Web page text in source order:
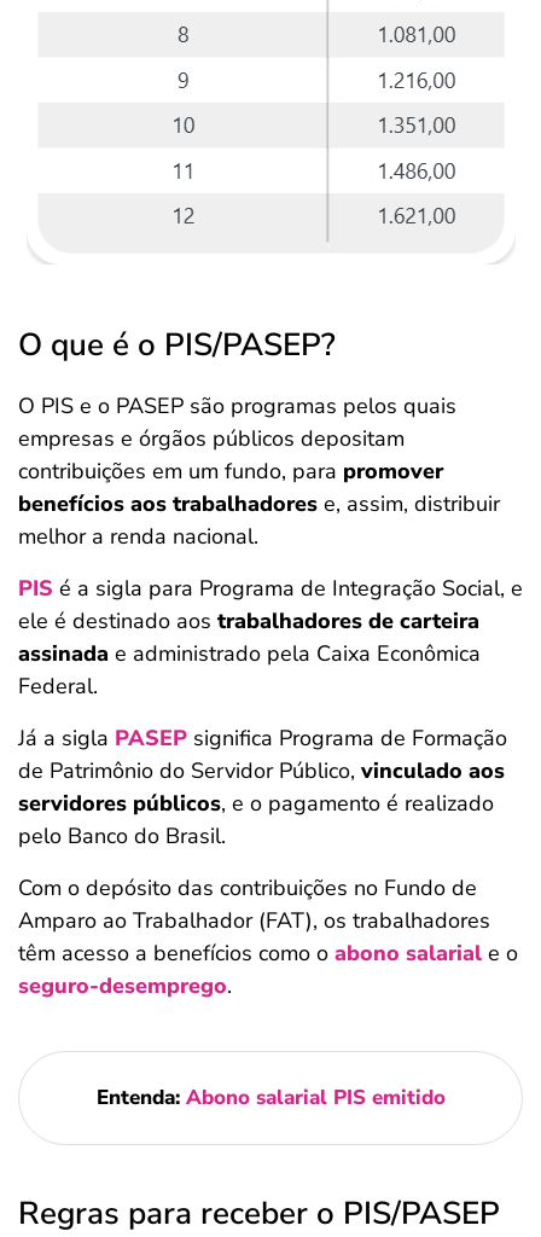
O que é o PIS/PASEP?
O PIS e o PASEP são programas pelos quais
empresas e órgãos públicos depositam
contribuições em um fundo, para promover
benefícios aos trabalhadores e, assim, distribuir
melhor a renda nacional.
PIS é a sigla para Programa de Integração Social, e
ele é destinado aos trabalhadores de carteira
assinada e administrado pela Caixa Econômica
Federal.
Já a sigla PASEP significa Programa de Formação
de Patrimônio do Servidor Público, vinculado aos
servidores públicos, e o pagamento é realizado
pelo Banco do Brasil.
Com o depósito das contribuições no Fundo de
Amparo ao Trabalhador (FAT), os trabalhadores
têm acesso a benefícios como o abono salarial e o
seguro-desemprego.
Entenda: Abono salarial PIS emitido
Regras para receber o PIS/PASEP